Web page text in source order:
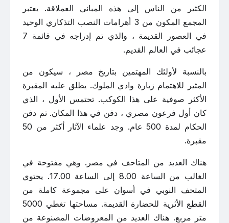
الكثير من الناس إلى هذه المباني العملاقة. يعتبر
المجمع المكون من 3 أهرامات النصب التذكاري الوحيد
في العصور القديمة ، والذي تم إدراجه في قائمة 7
عجائب في العالم القديم.
بالنسبة لأولئك المهتمين بتاريخ مصر ، سيكون من
المثير للاهتمام زيارة وادي الملوك. يطلق عليه المقبرة
الأكثر صوفية على هذا الكوكب. تحتمس الأول ، الذي
كان أول فرعون مصري ، دفن في هذا المكان. تم دفن
الحكام لمدة 500 عام. وجد علماء الآثار أكثر من 50
مقبرة.
هناك العديد من المتاحف في مصر. وهي مفتوحة في
الغالب من الساعة 8.00 إلى الساعة 17.00. يحتوي
المتحف النوبي في أسوان على مجموعة كاملة من
القطع الأثرية للحضارة القديمة. مساحتها تغطي 5000
متر مربع. هناك العديد من المعروضات المصنوعة من